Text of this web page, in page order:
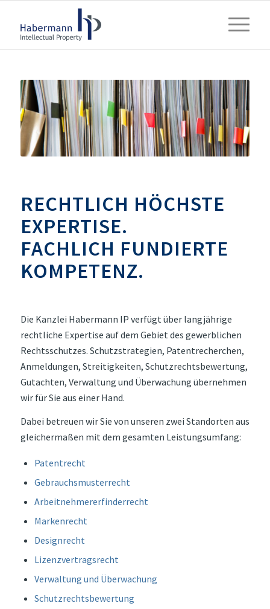
RECHTLICH HÖCHSTE
EXPERTISE.
FACHLICH FUNDIERTE
KOMPETENZ.
Die Kanzlei Habermann IP verfügt über langjährige
rechtliche Expertise auf dem Gebiet des gewerblichen
Rechtsschutzes. Schutzstrategien, Patentrecherchen,
Anmeldungen, Streitigkeiten, Schutzrechtsbewertung,
Gutachten, Verwaltung und Überwachung übernehmen
wir für Sie aus einer Hand.
Dabei betreuen wir Sie von unseren zwei Standorten aus
gleichermaßen mit dem gesamten Leistungsumfang:
Patentrecht
Gebrauchsmusterrecht
Arbeitnehmererfinderrecht
Markenrecht
Designrecht
Lizenzvertragsrecht
Verwaltung und Überwachung
Schutzrechtsbewertung